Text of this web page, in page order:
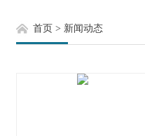
首页 > 新闻动态